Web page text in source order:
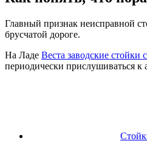
Главный признак неисправной
брусчатой дороге.
На Ладе Веста заводские стойки
периодически прислушиваться к